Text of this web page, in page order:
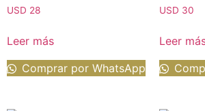
USD 28
Leer más
Comprar por WhatsApp
USD 30
Leer